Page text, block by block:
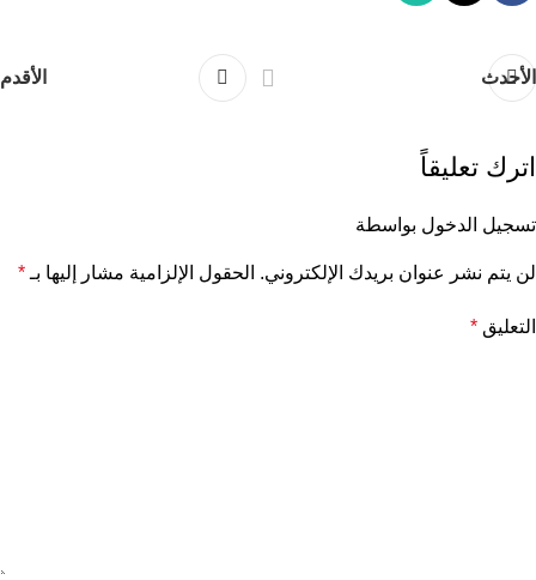
الأحدث الأقدم
اترك تعليقاً
تسجيل الدخول بواسطة
لن يتم نشر عنوان بريدك الإلكتروني. الحقول الإلزامية مشار إليها بـ *
التعليق *